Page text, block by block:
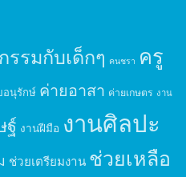
รรมกับเด็กๆ คนชรา ครู
อนุรักษ์ ค่ายอาสา ค่ายเกษตร งาน
ฐ์ งานฝีมือ งานศิลปะ
ช่วยเตรียมงาน ช่วยเหลือ